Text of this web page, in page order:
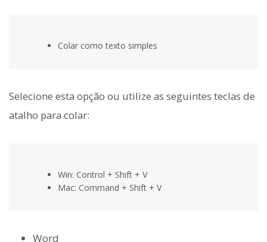
Colar como texto simples
Selecione esta opção ou utilize as seguintes teclas de
atalho para colar:
Win: Control + Shift + V
Mac: Command + Shift + V
Word